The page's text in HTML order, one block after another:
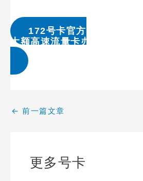
172号卡官方
大额高速流量卡办理 & 流量
← 前一篇文章
更多号卡